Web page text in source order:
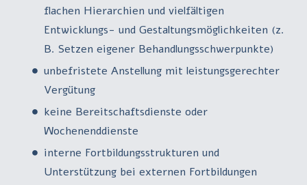
flachen Hierarchien und vielfältigen
Entwicklungs- und Gestaltungsmöglichkeiten (z.
B. Setzen eigener Behandlungsschwerpunkte)
unbefristete Anstellung mit leistungsgerechter
Vergütung
keine Bereitschaftsdienste oder
Wochenenddienste
interne Fortbildungsstrukturen und
Unterstützung bei externen Fortbildungen